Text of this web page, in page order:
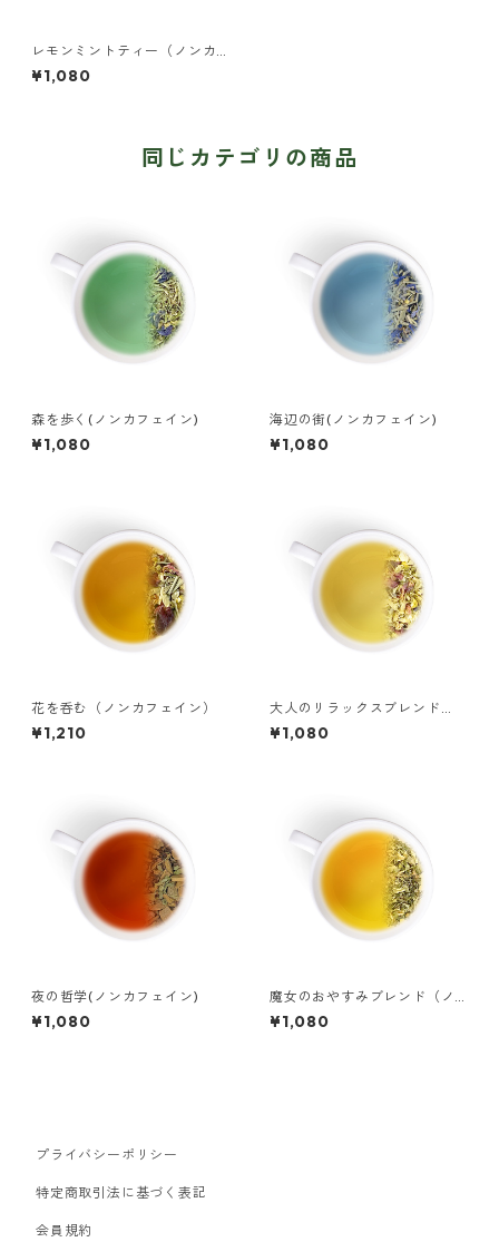
レモンミントティー（ノンカ
フェイン）
¥1,080
同じカテゴリの商品
森を歩く(ノンカフェイン)
¥1,080
海辺の街(ノンカフェイン)
¥1,080
花を呑む（ノンカフェイン）
¥1,210
大人のリラックスブレンド
（ノンカフェイン）
¥1,080
夜の哲学(ノンカフェイン)
¥1,080
魔女のおやすみブレンド（ノ
ンカフェイン）
¥1,080
プライバシーポリシー
特定商取引法に基づく表記
会員規約